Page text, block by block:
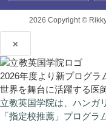
2026 Copyright ©
×
2026年度より新プログラ
世界を舞台に活躍する医
立教英国学院は、ハンガ
「指定校推薦」プログラ